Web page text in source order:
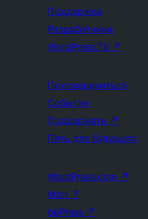
Поддержка
Разработчики
WordPress.TV ↗
Присоединиться
События
Поддержать ↗
Пять для будущего
WordPress.com ↗
Matt ↗
bbPress ↗